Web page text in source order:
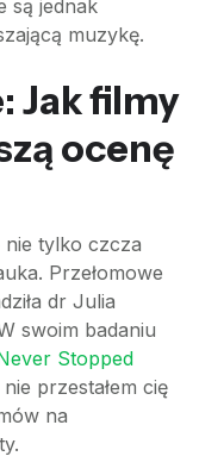
są jednak
muzykę.
Jak filmy
ocenę
tylko czcza
Przełomowe
dr Julia
swoim badaniu
Stopped
przestałem cię
na